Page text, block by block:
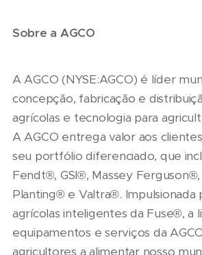
Sobre a AGCO
A AGCO (NYSE:AGCO) é líder
concepção, fabricação e
agrícolas e tecnologia para
A AGCO entrega valor aos
seu portfólio diferenciado, que
Fendt®, GSI®, Massey
Planting® e Valtra®. Impulsionada
agrícolas inteligentes da Fuse®, a
equipamentos e serviços da
agricultores a alimentar nosso